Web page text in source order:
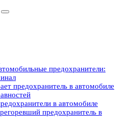
предохранители:
предохранитель в автомобиле
в автомобиле
предохранитель в